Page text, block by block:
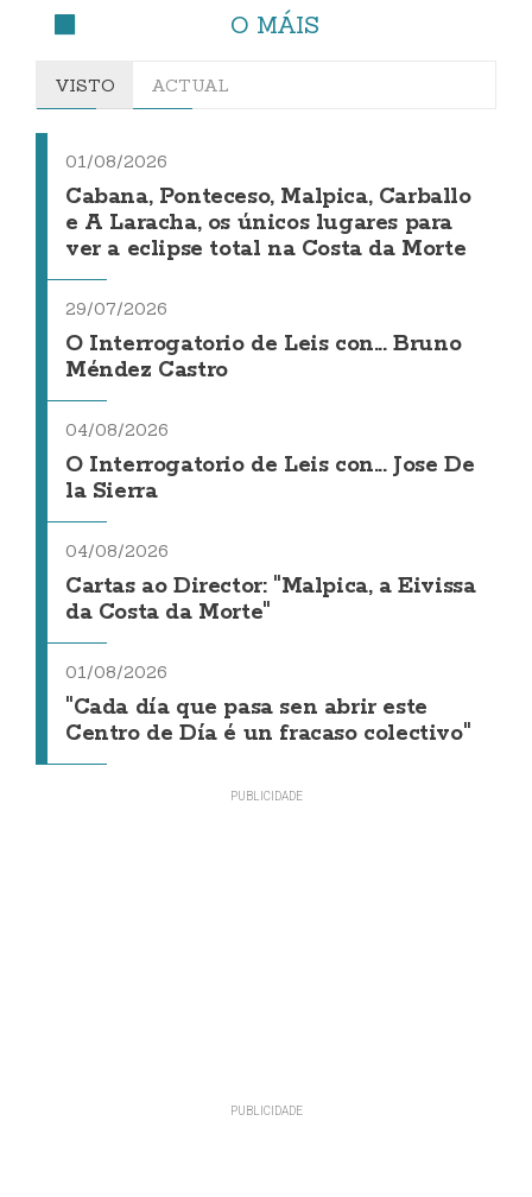
O MÁIS
VISTO ACTUAL
01/08/2026
Cabana, Ponteceso, Malpica, Carballo
e A Laracha, os únicos lugares para
ver a eclipse total na Costa da Morte
29/07/2026
O Interrogatorio de Leis con... Bruno
Méndez Castro
04/08/2026
O Interrogatorio de Leis con... Jose De
la Sierra
04/08/2026
Cartas ao Director: "Malpica, a Eivissa
da Costa da Morte"
01/08/2026
"Cada día que pasa sen abrir este
Centro de Día é un fracaso colectivo"